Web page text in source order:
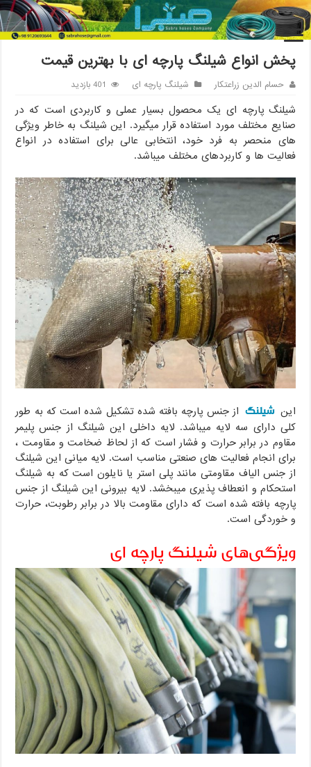
خانه / شیلنگ پارچه ای / پخش انواع شیلنگ پارچه ای با بهترین قیمت
پخش انواع شیلنگ پارچه ای با بهترین قیمت
حسام الدین زراعتکار شیلنگ پارچه ای 401 بازدید
شیلنگ پارچه ای یک محصول بسیار عملی و کاربردی است که در
صنایع مختلف مورد استفاده قرار میگیرد. این شیلنگ به خاطر ویژگی
های منحصر به فرد خود، انتخابی عالی برای استفاده در انواع
فعالیت ها و کاربردهای مختلف میباشد.
این شیلنگ از جنس پارچه بافته شده تشکیل شده است که به طور
کلی دارای سه لایه میباشد. لایه داخلی این شیلنگ از جنس پلیمر
مقاوم در برابر حرارت و فشار است که از لحاظ ضخامت و مقاومت ،
برای انجام فعالیت های صنعتی مناسب است. لایه میانی این شیلنگ
از جنس الیاف مقاومتی مانند پلی استر یا نایلون است که به شیلنگ
استحکام و انعطاف پذیری میبخشد. لایه بیرونی این شیلنگ از جنس
پارچه بافته شده است که دارای مقاومت بالا در برابر رطوبت، حرارت
و خوردگی است.
ویژگی‌های شیلنگ پارچه ای